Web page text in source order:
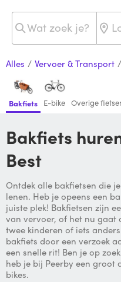
Alles / Vervoer & Transport /
Bakfiets E-bike Overige
Bakfiets huren van je buren in
Best
Ontdek alle bakfietsen die
lenen. Heb je opeens een
juiste plek! Bakfietsen zijn
van vervoer, of het nu gaat
twee kinderen of iets
bakfiets door een verzoek
een snelle rit! Ben je op
heb je bij Peerby een groot
bikes.